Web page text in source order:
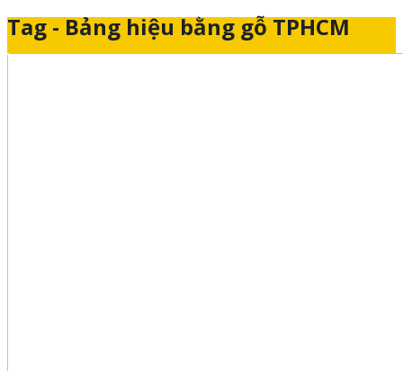
Tag - Bảng hiệu bằng gỗ TPHCM